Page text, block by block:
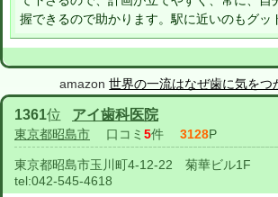
握できるので助かります。駅に近いのもグッ
amazon世界の一流はなぜ歯に気をつ
1361位 アイ歯科医院
東京都昭島市 口コミ 5件 3128P
東京都昭島市玉川町4-12-22 菊華ビル1F
tel:042-545-4618